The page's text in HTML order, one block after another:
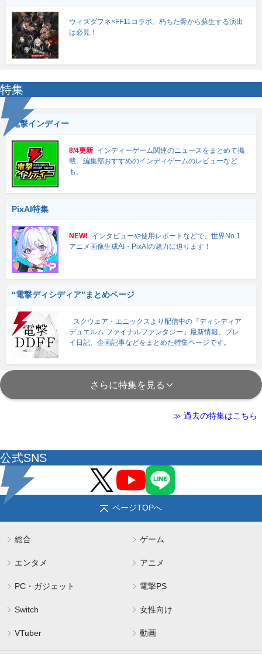
ウィズダフネ×FF11コラボ。朽ちた骨から蘇生する演出
は必見！
特集
電撃インディー
8/4更新 インディーゲーム関連のニュースをまとめて掲
載。編集部おすすめのインディゲームのレビューなど
も。
PixAI特集
NEW!
インタビューや使用レポートなどで、世界No.1
アニメ画像生成AI・PixAIの魅力に迫ります！
“電撃ディシディア”まとめページ
スクウェア・エニックスより配信中の『ディシディア
デュエルム ファイナルファンタジー』最新情報、プレ
イ日記、企画記事などをまとめた特集ページです。
さらに特集を見る
≫ 過去の特集はこちら
公式SNS
ページTOPへ
総合 ゲーム
エンタメ アニメ
PC・ガジェット 電撃PS
Switch 女性向け
VTuber 動画